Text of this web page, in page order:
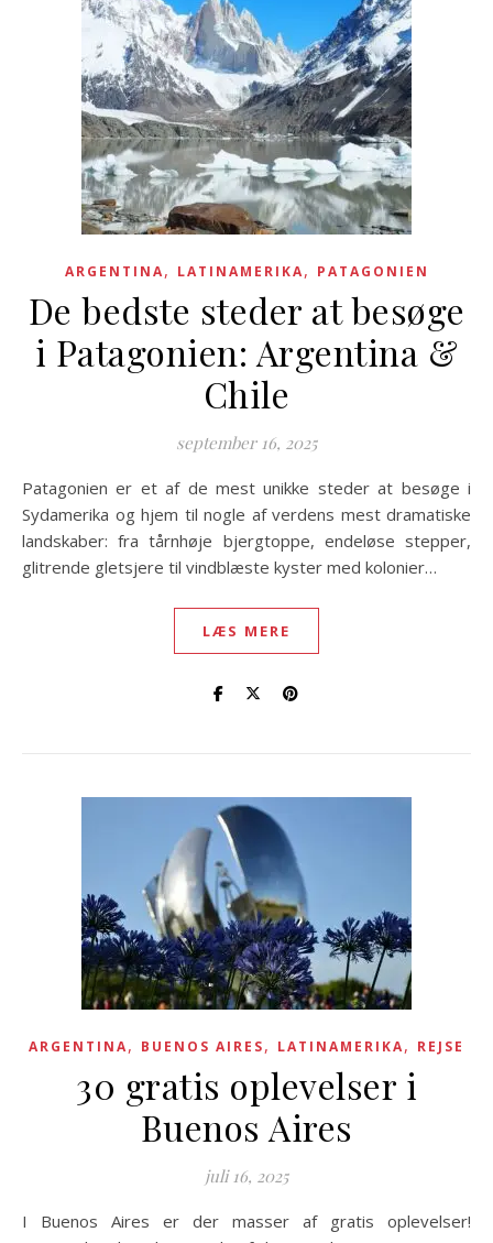
ARGENTINA, LATINAMERIKA, PATAGONIEN
De bedste steder at besøge
i Patagonien: Argentina &
Chile
september 16, 2025
Patagonien er et af de mest unikke steder at besøge i
Sydamerika og hjem til nogle af verdens mest dramatiske
landskaber: fra tårnhøje bjergtoppe, endeløse stepper,
glitrende gletsjere til vindblæste kyster med kolonier…
LÆS MERE
ARGENTINA, BUENOS AIRES, LATINAMERIKA, REJSE
30 gratis oplevelser i
Buenos Aires
juli 16, 2025
I Buenos Aires er der masser af gratis oplevelser!